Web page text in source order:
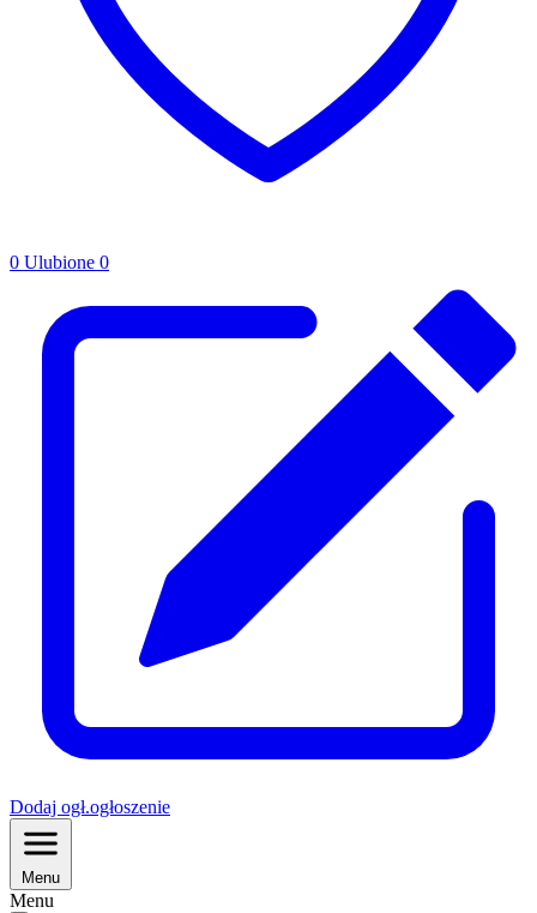
0 Ulubione 0
Dodaj ogł.ogłoszenie
Menu
Menu